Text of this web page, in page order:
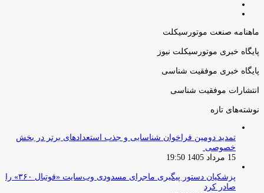
ماهنامه صنعت موتورسیکلت
پایگاه خبری موتورسیکلت نیوز
پایگاه خبری موفقیت شناسی
انتشارات موفقیت شناسی
نوشته‌های تازه
تمدید دومین فراخوان شناسایی و جذب استعدادهای برتر در بخش
خصوصی
15 مرداد 1405 19:50
پزشکیان دستور پیگیری ماجرای مسدودی وب‌سایت «فوتبال ۳۶۰» را
صادر کرد